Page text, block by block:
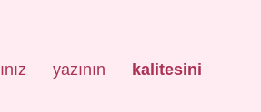
yazının
kalitesini